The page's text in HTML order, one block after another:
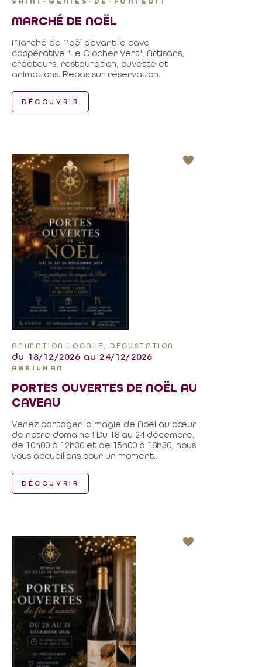
MARCHÉ DE NOËL
Marché de Noël devant la cave
coopérative "Le Clocher Vert", Artisans,
créateurs, restauration, buvette et
animations. Repas sur réservation.
DÉCOUVRIR
ANIMATION LOCALE, DÉGUSTATION
du 18/12/2026 au 24/12/2026
ABEILHAN
PORTES OUVERTES DE NOËL AU
CAVEAU
Venez partager la magie de Noël au cœur
de notre domaine ! Du 18 au 24 décembre,
de 10h00 à 12h30 et de 15h00 à 18h30, nous
vous accueillons pour un moment...
DÉCOUVRIR